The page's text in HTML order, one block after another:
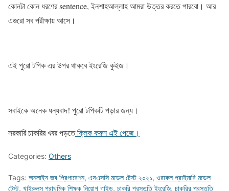
কোনটা কোন ধরণের sentence, ইনশাহআল্লাহ আমরা উত্তর করতে পারবো। আর
এগুরো সব পরীক্ষায় আসে।
এই পুরো টপিক এর উপর থাকবে ইংরেজি কুইজ।
সবাইকে অনেক ধন্যবাদ! পুরো টপিকটি পড়ার জন্য।
সরকারি চাকরির খবর পড়তেক্লিক করুন এই পেজে।
Categories: Others
Tags: অনলাইন জব প্রিপারেশন, এসএসসি মডেল টেস্ট ২০২১, ওরাকল প্রাইমারি মডেল
টেস্ট, খাইরুলস প্রাথমিক শিক্ষক নিয়োগ গাইড, চাকরি প্রস্তুতি ইংরেজি, চাকরির প্রস্তুতি